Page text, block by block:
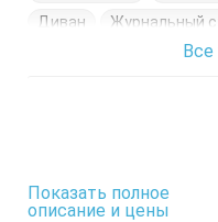
Диван
Журнальный
Кровати односпальные
Все
Показать полное
описание и цены